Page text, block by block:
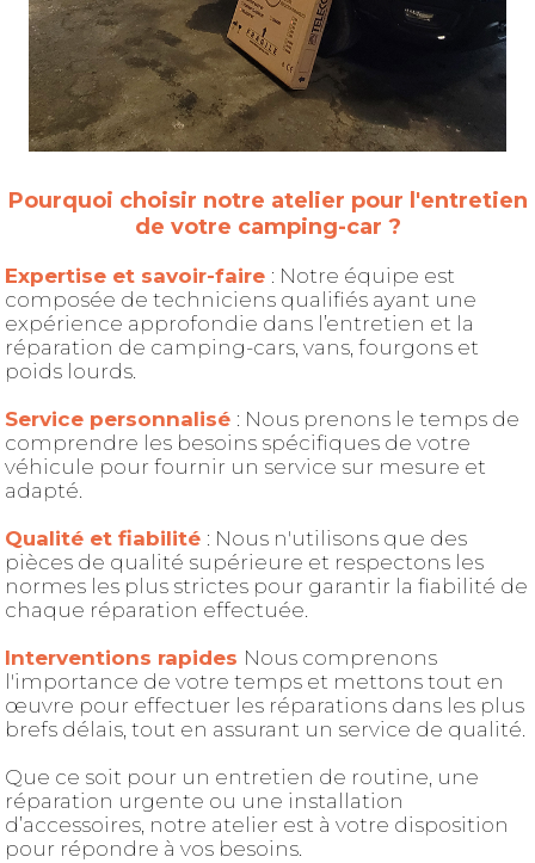
Pourquoi choisir notre atelier pour l'entretien
de votre camping-car ?
Expertise et savoir-faire : Notre équipe est
composée de techniciens qualifiés ayant une
expérience approfondie dans l’entretien et la
réparation de camping-cars, vans, fourgons et
poids lourds.
Service personnalisé : Nous prenons le temps de
comprendre les besoins spécifiques de votre
véhicule pour fournir un service sur mesure et
adapté.
Qualité et fiabilité : Nous n'utilisons que des
pièces de qualité supérieure et respectons les
normes les plus strictes pour garantir la fiabilité de
chaque réparation effectuée.
Interventions rapides Nous comprenons
l'importance de votre temps et mettons tout en
œuvre pour effectuer les réparations dans les plus
brefs délais, tout en assurant un service de qualité.
Que ce soit pour un entretien de routine, une
réparation urgente ou une installation
d’accessoires, notre atelier est à votre disposition
pour répondre à vos besoins.